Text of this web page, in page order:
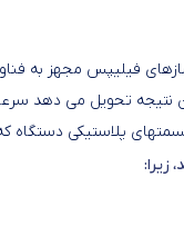
پلاستیکی دستگاه